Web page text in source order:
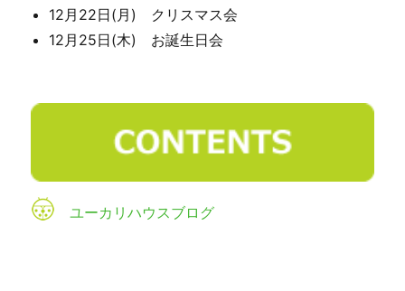
12月22日(月) クリスマス会
12月25日(木) お誕生日会
ユーカリハウスブログ